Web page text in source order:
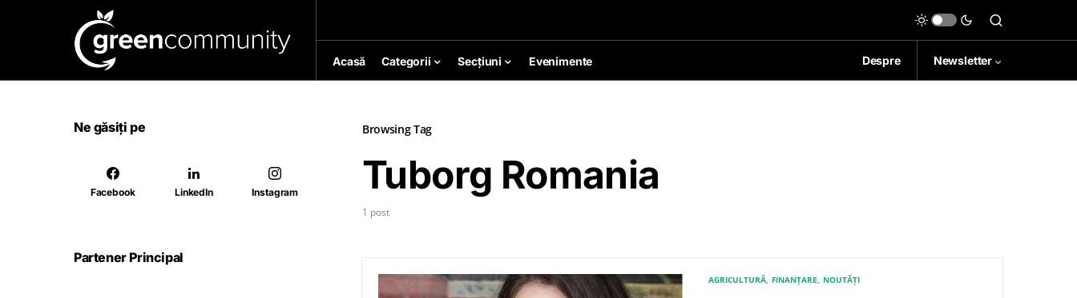
Acasă Categorii Secțiuni Evenimente Despre Newsletter
Browsing Tag
Tuborg Romania
1 post
AGRICULTURĂ FINANȚARE NOUTĂȚI
Ne găsiți pe
Facebook LinkedIn Instagram
Partener Principal